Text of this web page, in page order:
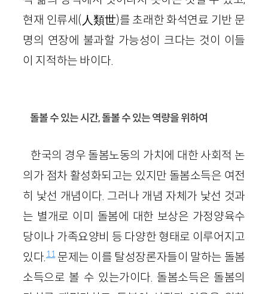
현재 인류세(人類世)를 초래한 화석연료 기반 문
명의 연장에 불과할 가능성이 크다는 것이 이들
이 지적하는 바이다.
돌볼 수 있는 시간, 돌볼 수 있는 역량을 위하여
한국의 경우 돌봄노동의 가치에 대한 사회적 논
의가 점차 활성화되고는 있지만 돌봄소득은 여전
히 낯선 개념이다. 그러나 개념 자체가 낯선 것과
는 별개로 이미 돌봄에 대한 보상은 가정양육수
당이나 가족요양비 등 다양한 형태로 이루어지고
있다.11문제는 이를 탈성장론자들이 말하는 돌봄
소득으로 볼 수 있는가이다. 돌봄소득은 돌봄의